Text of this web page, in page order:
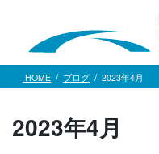
へ
ョ
HOME ブログ 2023年4月
2023年4月